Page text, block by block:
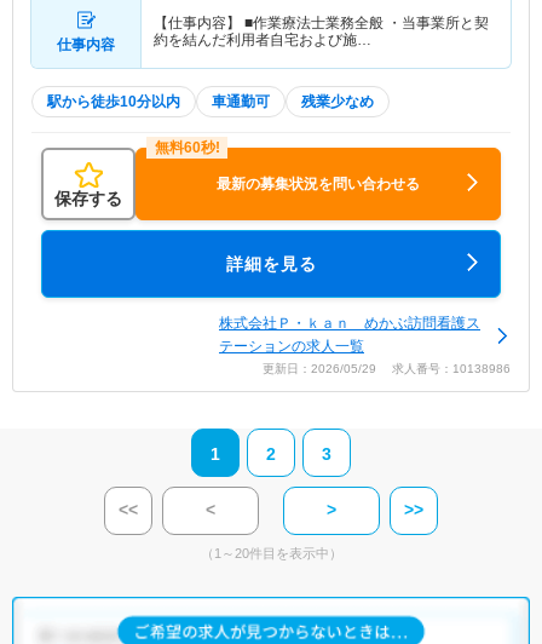
仕事内容
【仕事内容】 ■作業療法士業務全般 ・当事業所と契
約を結んだ利用者自宅および施…
駅から徒歩10分以内 車通勤可 残業少なめ
保存する
最新の募集状況を問い合わせる
詳細を見る
株式会社Ｐ・ｋａｎ めかぶ訪問看護ス
テーションの求人一覧
更新日：2026/05/29 求人番号：10138986
1 2 3
<< < > >>
（1～20件目を表示中）